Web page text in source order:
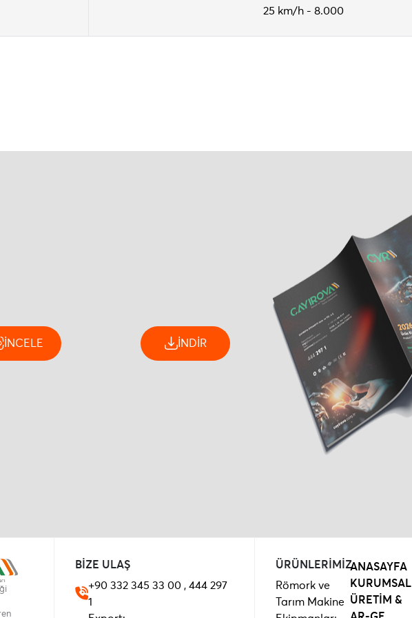
25 km/h - 8.000
İNCELE İNDİR
BİZE ULAŞ
+90 332 345 33 00 , 444 297
1
ÜRÜNLERİMİZ
Römork ve
Tarım Makine
ANASAYFA
KURUMSAL
ÜRETİM &